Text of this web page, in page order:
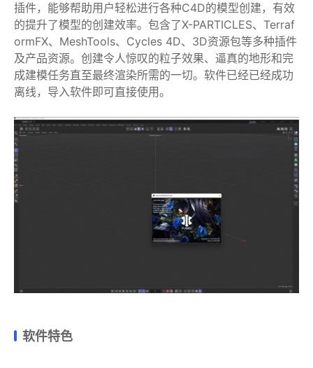
插件，能够帮助用户轻松进行各种C4D的模型创建，有效
的提升了模型的创建效率。包含了X-PARTICLES、Terraf
ormFX、MeshTools、Cycles 4D、3D资源包等多种插件
及产品资源。创建令人惊叹的粒子效果、逼真的地形和完
成建模任务直至最终渲染所需的一切。软件已经已经成功
离线，导入软件即可直接使用。
软件特色